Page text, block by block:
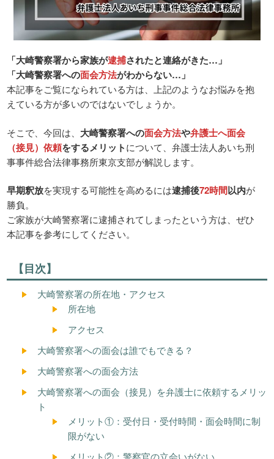
「大崎警察署から家族が逮捕されたと連絡がきた…」
「大崎警察署への面会方法がわからない…」
本記事をご覧になられている方は、上記のようなお悩みを抱
えている方が多いのではないでしょうか。
そこで、今回は、 大崎警察署への面会方法や弁護士へ面会
（接見）依頼をするメリットについて、弁護士法人あいち刑
事事件総合法律事務所東京支部が解説します。
早期釈放を実現する可能性を高めるには逮捕後72時間以内が
勝負。
ご家族が大崎警察署に逮捕されてしまったという方は、ぜひ
本記事を参考にしてください。
【目次】
大崎警察署の所在地・アクセス
所在地
アクセス
大崎警察署への面会は誰でもできる？
大崎警察署への面会方法
大崎警察署への面会（接見）を弁護士に依頼するメリッ
ト
メリット①：受付日・受付時間・面会時間に制
限がない
メリット②：警察官の立会いがない